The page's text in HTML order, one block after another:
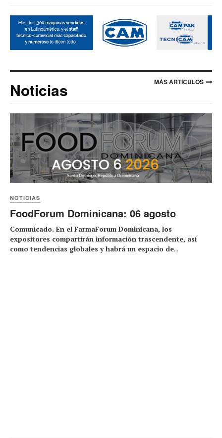
Noticias MÁS ARTÍCULOS
NOTICIAS
FoodForum Dominicana: 06 agosto
Comunicado. En el FarmaForum Dominicana, los
expositores compartirán información trascendente, así
como tendencias globales y habrá un espacio de...